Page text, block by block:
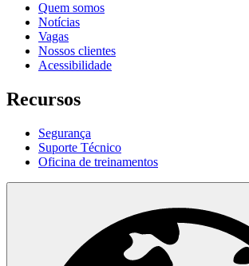
Quem somos
Notícias
Vagas
Nossos clientes
Acessibilidade
Recursos
Segurança
Suporte Técnico
Oficina de treinamentos